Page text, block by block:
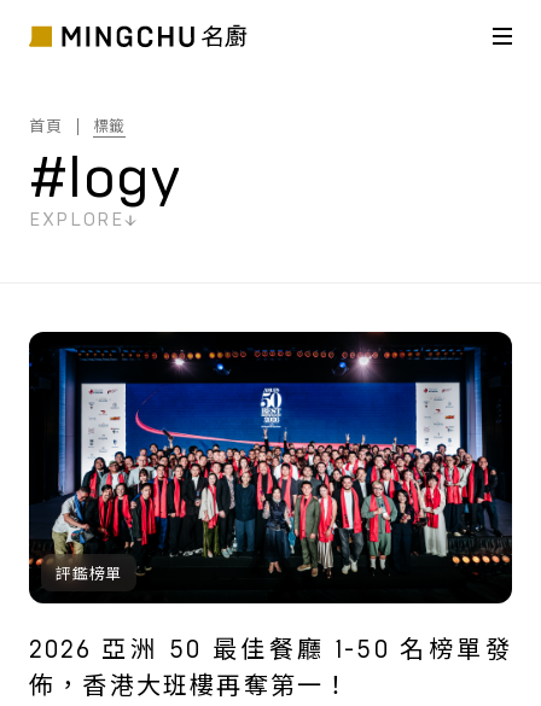
首頁 標籤
#logy
EXPLORE
共 2筆搜尋結果
評鑑榜單
2026 亞洲 50 最佳餐廳 1-50 名榜單發
佈，香港大班樓再奪第一！